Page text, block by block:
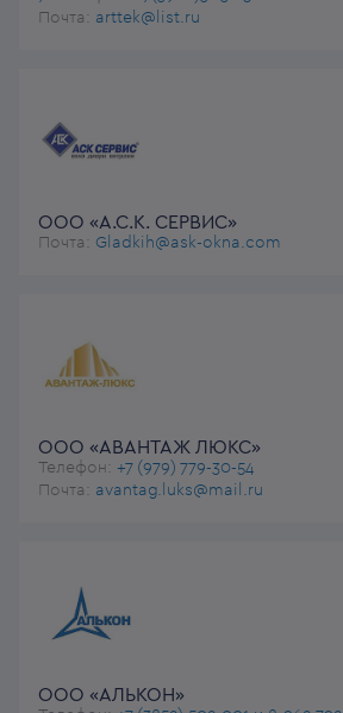
Почта: arttek@list.ru
ООО «А.С.К. СЕРВИС»
Почта: Gladkih@ask-okna.com
ООО «АВАНТАЖ ЛЮКС»
Телефон: +7 (979) 779-30-54
Почта: avantag.luks@mail.ru
ООО «АЛЬКОН»